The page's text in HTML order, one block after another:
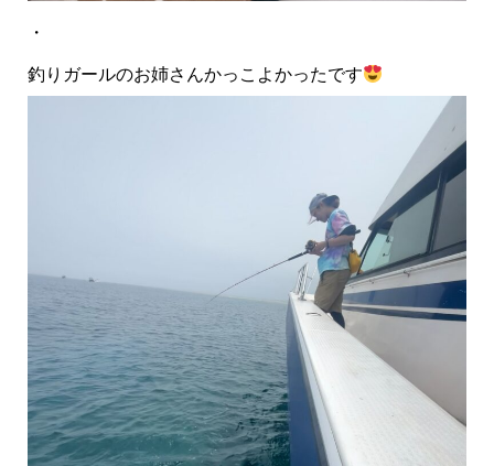
・
釣りガールのお姉さんかっこよかったです